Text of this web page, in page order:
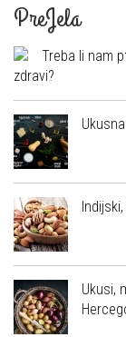
PreJela
Treba li nam
zdravi?
Ukusi,